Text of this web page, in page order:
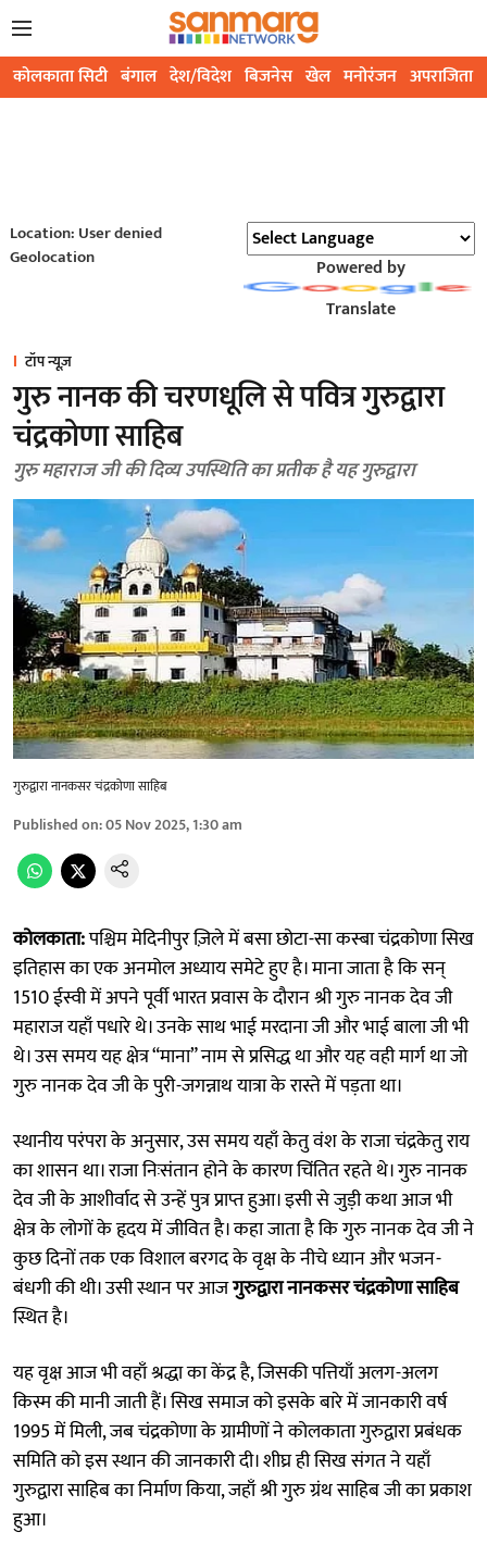
कोलकाता सिटी बंगाल देश/विदेश बिजनेस खेल मनोरंजन अपराजिता
Location: User denied
Geolocation
Powered by
Translate
टॉप न्यूज़
गुरु नानक की चरणधूलि से पवित्र गुरुद्वारा
चंद्रकोणा साहिब
गुरु महाराज जी की दिव्य उपस्थिति का प्रतीक है यह गुरुद्वारा
गुरुद्वारा नानकसर चंद्रकोणा साहिब
Published on:05 Nov 2025, 1:30 am
कोलकाता:पश्चिम मेदिनीपुर ज़िले में बसा छोटा-सा कस्बा चंद्रकोणा सिख
इतिहास का एक अनमोल अध्याय समेटे हुए है। माना जाता है कि सन्
1510 ईस्वी में अपने पूर्वी भारत प्रवास के दौरान श्री गुरु नानक देव जी
महाराज यहाँ पधारे थे। उनके साथ भाई मरदाना जी और भाई बाला जी भी
थे। उस समय यह क्षेत्र “माना” नाम से प्रसिद्ध था और यह वही मार्ग था जो
गुरु नानक देव जी के पुरी-जगन्नाथ यात्रा के रास्ते में पड़ता था।
स्थानीय परंपरा के अनुसार, उस समय यहाँ केतु वंश के राजा चंद्रकेतु राय
का शासन था। राजा निःसंतान होने के कारण चिंतित रहते थे। गुरु नानक
देव जी के आशीर्वाद से उन्हें पुत्र प्राप्त हुआ। इसी से जुड़ी कथा आज भी
क्षेत्र के लोगों के हृदय में जीवित है। कहा जाता है कि गुरु नानक देव जी ने
कुछ दिनों तक एक विशाल बरगद के वृक्ष के नीचे ध्यान और भजन-
बंधगी की थी। उसी स्थान पर आजगुरुद्वारा नानकसर चंद्रकोणा साहिब
स्थित है।
यह वृक्ष आज भी वहाँ श्रद्धा का केंद्र है, जिसकी पत्तियाँ अलग-अलग
किस्म की मानी जाती हैं। सिख समाज को इसके बारे में जानकारी वर्ष
1995 में मिली, जब चंद्रकोणा के ग्रामीणों ने कोलकाता गुरुद्वारा प्रबंधक
समिति को इस स्थान की जानकारी दी। शीघ्र ही सिख संगत ने यहाँ
गुरुद्वारा साहिब का निर्माण किया, जहाँ श्री गुरु ग्रंथ साहिब जी का प्रकाश
हुआ।